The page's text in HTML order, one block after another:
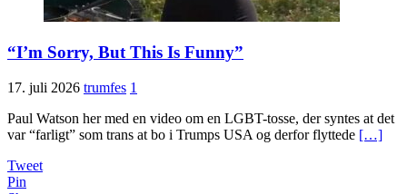
“I’m Sorry, But This Is Funny”
17. juli 2026 trumfes 1
Paul Watson her med en video om en LGBT-tosse, der syntes at det
var “farligt” som trans at bo i Trumps USA og derfor flyttede […]
Tweet
Pin